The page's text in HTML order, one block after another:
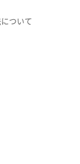
ついて